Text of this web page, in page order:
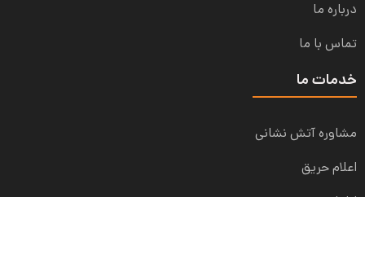
درباره ما
تماس با ما
خدمات ما
مشاوره آتش نشانی
اعلام حریق
اطفا حریق